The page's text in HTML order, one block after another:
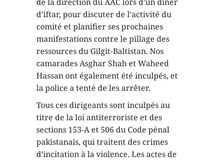
d’iftar, pour discuter de l’activité du
comité et planifier ses prochaines
manifestations contre le pillage des
ressources du Gilgit-Baltistan. Nos
camarades Asghar Shah et Waheed
Hassan ont également été inculpés, et
la police a tenté de les arrêter.
Tous ces dirigeants sont inculpés au
titre de la loi antiterroriste et des
sections 153-A et 506 du Code pénal
pakistanais, qui traitent des crimes
d’incitation à la violence. Les actes de